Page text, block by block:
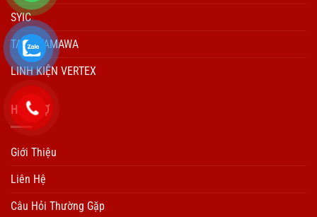
SYIC
TARO YAMAWA
LINH KIỆN VERTEX
HÕ TRỢ
Giới Thiệu
Liên Hệ
Câu Hỏi Thường Gặp